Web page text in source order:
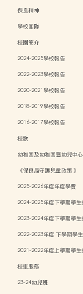
保良精神
學校團隊
校園簡介
2024-2025學校報告
2022-2023學校報告
2020-2021學校報告
2018-2019學校報告
2016-2017學校報告
校歌
幼稚園及幼稚園暨幼兒中
《保良局守護兒童政策 》
2025-2026年度年度學費
2024-2025年度下學期學生
2023-2024年度下學期學生
2022-2023年度 下學期學
2021-2022年度上學期學生
校車服務
23-24幼兒班